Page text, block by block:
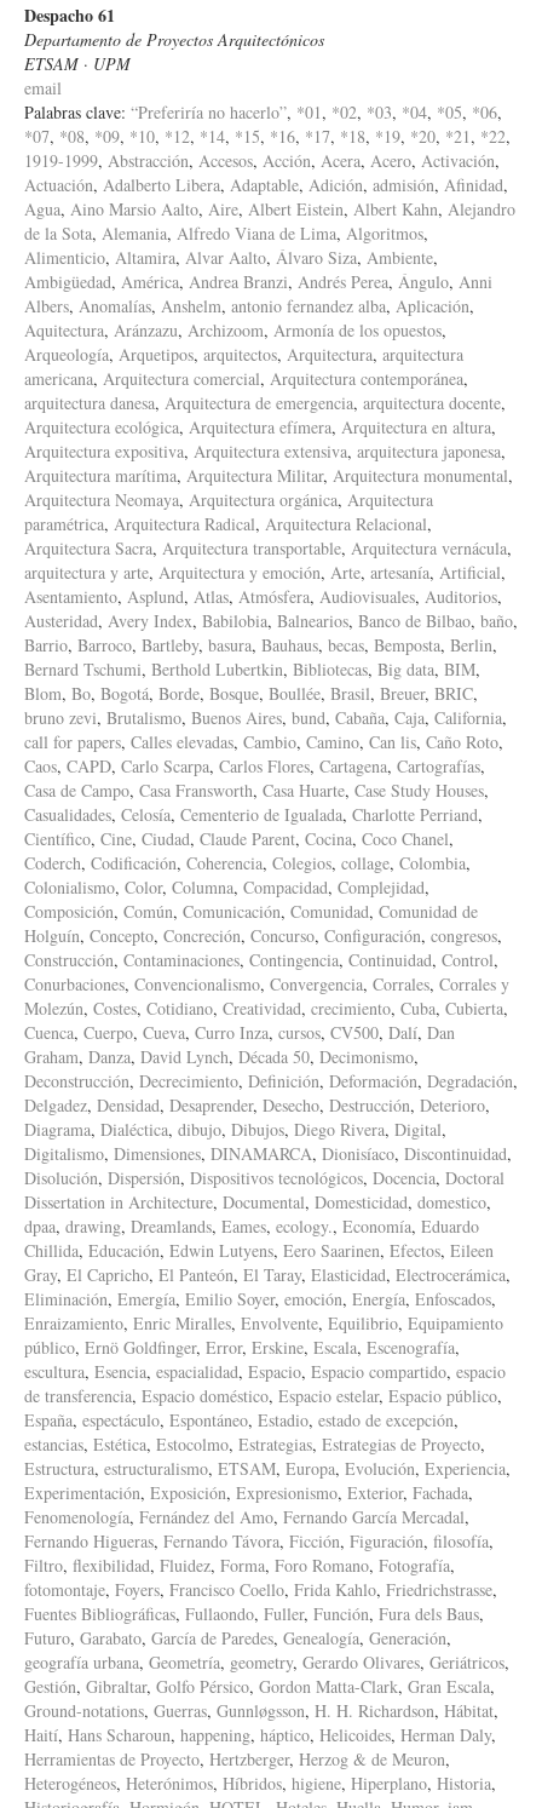
Despacho 61
Departamento de Proyectos Arquitectónicos
ETSAM · UPM
email
Palabras clave: “Preferiría no hacerlo”, *01 , *02, *03, *04, *05, *06,
*07, *08, *09, *10, *12, *14, *15, *16, *17, *18, *19, *20, *21 , *22,
1919-1999, Abstracción, Accesos, Acción, Acera, Acero, Activación,
Actuación, Adalberto Libera, Adaptable, Adición, admisión, Afinidad,
Agua, Aino Marsio Aalto, Aire, Albert Eistein, Albert Kahn, Alejandro
de la Sota, Alemania, Alfredo Viana de Lima, Algoritmos,
Alimenticio, Altamira, Alvar Aalto, Álvaro Siza, Ambiente,
Ambigüedad, América, Andrea Branzi, Andrés Perea, Ángulo, Anni
Albers, Anomalías, Anshelm, antonio fernandez alba, Aplicación,
Aquitectura, Aránzazu, Archizoom, Armonía de los opuestos,
Arqueología, Arquetipos, arquitectos, Arquitectura, arquitectura
americana, Arquitectura comercial, Arquitectura contemporánea,
arquitectura danesa, Arquitectura de emergencia, arquitectura docente,
Arquitectura ecológica, Arquitectura efímera, Arquitectura en altura,
Arquitectura expositiva, Arquitectura extensiva, arquitectura japonesa,
Arquitectura marítima, Arquitectura Militar, Arquitectura monumental,
Arquitectura Neomaya, Arquitectura orgánica, Arquitectura
paramétrica, Arquitectura Radical, Arquitectura Relacional,
Arquitectura Sacra, Arquitectura transportable, Arquitectura vernácula,
arquitectura y arte, Arquitectura y emoción, Arte, artesanía, Artificial,
Asentamiento, Asplund, Atlas, Atmósfera, Audiovisuales, Auditorios,
Austeridad, Avery Index, Babilobia, Balnearios, Banco de Bilbao, baño,
Barrio, Barroco, Bartleby, basura, Bauhaus, becas, Bemposta, Berlin,
Bernard Tschumi, Berthold Lubertkin, Bibliotecas, Big data, BIM,
Blom, Bo, Bogotá, Borde, Bosque, Boullée, Brasil, Breuer, BRIC,
bruno zevi, Brutalismo, Buenos Aires, bund, Cabaña, Caja, California,
call for papers, Calles elevadas, Cambio, Camino, Can lis, Caño Roto,
Caos, CAPD, Carlo Scarpa, Carlos Flores, Cartagena, Cartografías,
Casa de Campo, Casa Fransworth, Casa Huarte, Case Study Houses,
Casualidades, Celosía, Cementerio de Igualada, Charlotte Perriand,
Científico, Cine, Ciudad, Claude Parent, Cocina, Coco Chanel,
Coderch, Codificación, Coherencia, Colegios, collage, Colombia,
Colonialismo, Color, Columna, Compacidad, Complejidad,
Composición, Común, Comunicación, Comunidad, Comunidad de
Holguín, Concepto, Concreción, Concurso, Configuración, congresos,
Construcción, Contaminaciones, Contingencia, Continuidad, Control,
Conurbaciones, Convencionalismo, Convergencia, Corrales, Corrales y
Molezún, Costes, Cotidiano, Creatividad, crecimiento, Cuba, Cubierta,
Cuenca, Cuerpo, Cueva, Curro Inza, cursos, CV500, Dalí, Dan
Graham, Danza, David Lynch, Década 50, Decimonismo,
Deconstrucción, Decrecimiento, Definición, Deformación, Degradación,
Delgadez, Densidad, Desaprender, Desecho, Destrucción, Deterioro,
Diagrama, Dialéctica, dibujo, Dibujos, Diego Rivera, Digital,
Digitalismo, Dimensiones, DINAMARCA, Dionisíaco, Discontinuidad,
Disolución, Dispersión, Dispositivos tecnológicos, Docencia, Doctoral
Dissertation in Architecture, Documental, Domesticidad, domestico,
dpaa, drawing, Dreamlands, Eames, ecology., Economía, Eduardo
Chillida, Educación, Edwin Lutyens, Eero Saarinen, Efectos, Eileen
Gray, El Capricho, El Panteón, El Taray, Elasticidad, Electrocerámica,
Eliminación, Emergía, Emilio Soyer, emoción, Energía, Enfoscados,
Enraizamiento, Enric Miralles, Envolvente, Equilibrio, Equipamiento
público, Ernö Goldfinger, Error, Erskine, Escala, Escenografía,
escultura, Esencia, espacialidad, Espacio, Espacio compartido, espacio
de transferencia, Espacio doméstico, Espacio estelar, Espacio público,
España, espectáculo, Espontáneo, Estadio, estado de excepción,
estancias, Estética, Estocolmo, Estrategias, Estrategias de Proyecto,
Estructura, estructuralismo, ETSAM, Europa, Evolución, Experiencia,
Experimentación, Exposición, Expresionismo, Exterior, Fachada,
Fenomenología, Fernández del Amo, Fernando García Mercadal,
Fernando Higueras, Fernando Távora, Ficción, Figuración, filosofía,
Filtro, flexibilidad, Fluidez, Forma, Foro Romano, Fotografía,
fotomontaje, Foyers, Francisco Coello, Frida Kahlo, Friedrichstrasse,
Fuentes Bibliográficas, Fullaondo, Fuller, Función, Fura dels Baus,
Futuro, Garabato, García de Paredes, Genealogía, Generación,
geografía urbana, Geometría, geometry, Gerardo Olivares, Geriátricos,
Gestión, Gibraltar, Golfo Pérsico, Gordon Matta-Clark, Gran Escala,
Ground-notations, Guerras, Gunnløgsson, H. H. Richardson, Hábitat,
Haití, Hans Scharoun, happening, háptico, Helicoides, Herman Daly,
Herramientas de Proyecto, Hertzberger, Herzog & de Meuron,
Heterogéneos, Heterónimos, Híbridos, higiene, Hiperplano, Historia,